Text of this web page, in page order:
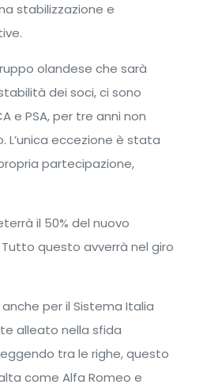
stabilizzazione e
olandese che sarà
dei soci, ci sono
e PSA, per tre anni non
L’unica eccezione è stata
partecipazione,
il 50% del nuovo
questo avverrà nel giro
per il Sistema Italia
alleato nella sfida
tra le righe, questo
come Alfa Romeo e